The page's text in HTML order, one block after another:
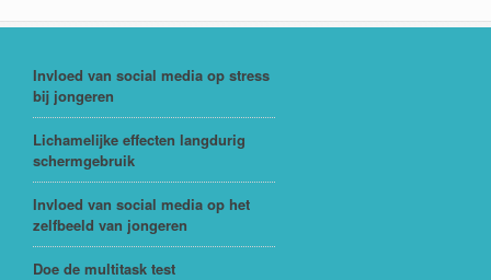
Invloed van social media op stress
bij jongeren
Lichamelijke effecten langdurig
schermgebruik
Invloed van social media op het
zelfbeeld van jongeren
Doe de multitask test